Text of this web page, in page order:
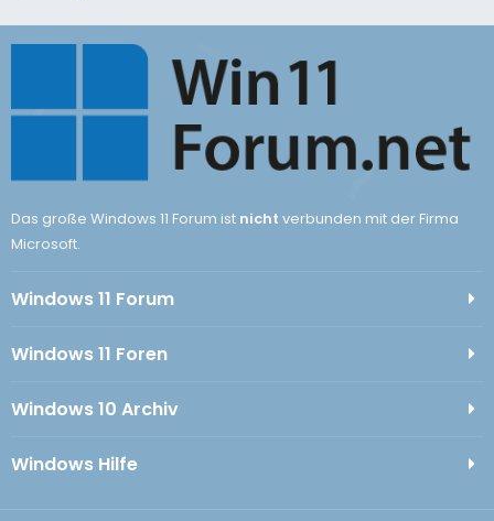
Das große Windows 11 Forum ist nicht verbunden mit der Firma
Microsoft.
Windows 11 Forum
Windows 11 Foren
Windows 10 Archiv
Windows Hilfe